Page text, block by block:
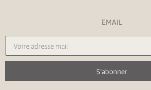
EMAIL
S'abonner